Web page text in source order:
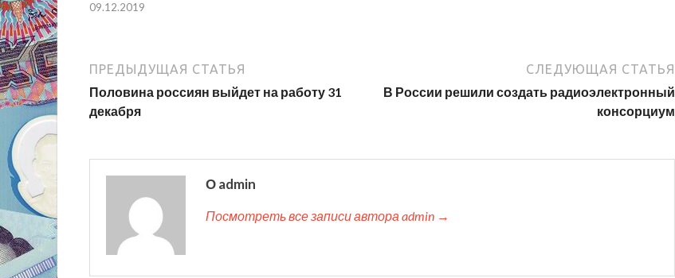
09.12.2019
ПРЕДЫДУЩАЯ СТАТЬЯ
Половина россиян выйдет на работу 31
декабря
СЛЕДУЮЩАЯ СТАТЬЯ
В России решили создать радиоэлектронный
консорциум
О admin
Посмотреть все записи автора admin →